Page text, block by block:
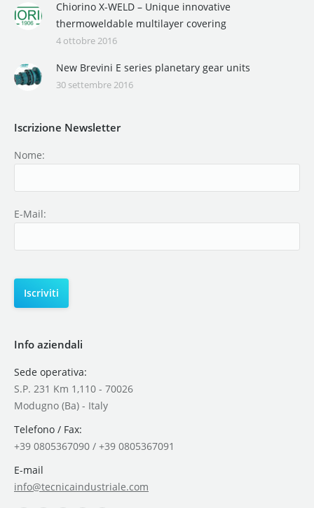
Chiorino X-WELD – Unique innovative
thermoweldable multilayer covering
4 ottobre 2016
New Brevini E series planetary gear units
30 settembre 2016
Iscrizione Newsletter
Nome:
E-Mail:
Info aziendali
Sede operativa:
S.P. 231 Km 1,110 - 70026
Modugno (Ba) - Italy
Telefono / Fax:
+39 0805367090 / +39 0805367091
E-mail
info@tecnicaindustriale.com